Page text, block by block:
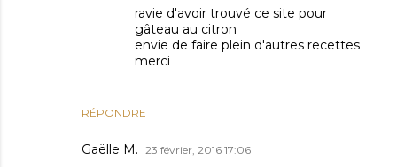
RÉPONDRE
ravie d'avoir trouvé ce site pour
gâteau au citron
envie de faire plein d'autres recettes
merci
Gaëlle M. 23 février, 2016 17:06